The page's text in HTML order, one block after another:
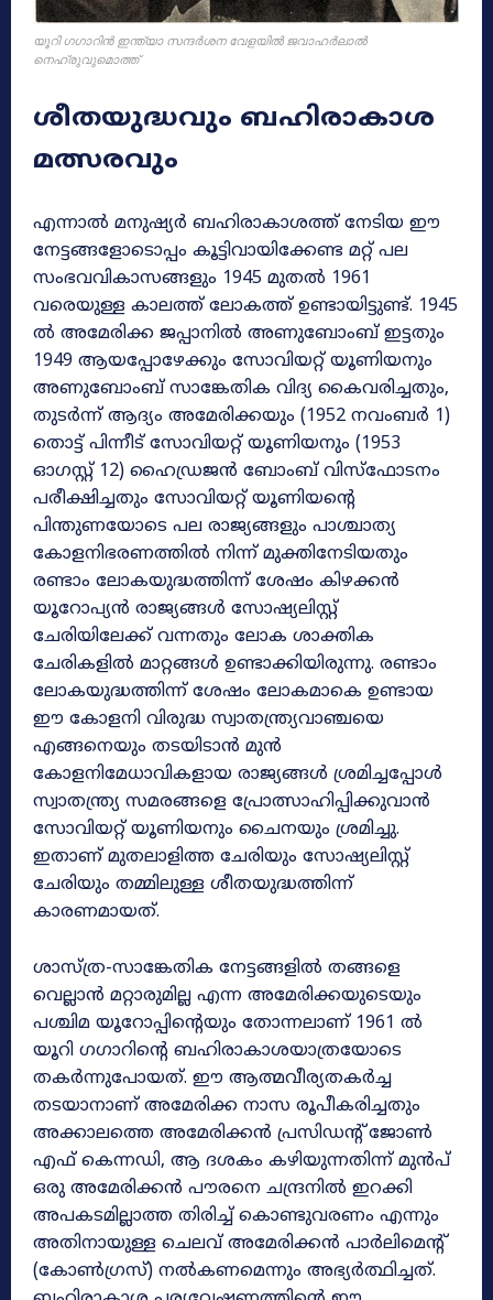
യൂറി ഗഗാറിൻ ഇന്ത്യാ സന്ദർശന വേളയിൽ ജവാഹർലാൽ
നെഹ്രുവുമൊത്ത്
ശീതയുദ്ധവും ബഹിരാകാശ
മത്സരവും
എന്നാൽ മനുഷ്യർ ബഹിരാകാശത്ത് നേടിയ ഈ
നേട്ടങ്ങളോടൊപ്പം കൂട്ടിവായിക്കേണ്ട മറ്റ് പല
സംഭവവികാസങ്ങളും 1945 മുതൽ 1961
വരെയുള്ള കാലത്ത് ലോകത്ത് ഉണ്ടായിട്ടുണ്ട്. 1945
ൽ അമേരിക്ക ജപ്പാനിൽ അണുബോംബ് ഇട്ടതും
1949 ആയപ്പോഴേക്കും സോവിയറ്റ് യൂണിയനും
അണുബോംബ് സാങ്കേതിക വിദ്യ കൈവരിച്ചതും,
തുടർന്ന് ആദ്യം അമേരിക്കയും (1952 നവംബർ 1)
തൊട്ട് പിന്നീട് സോവിയറ്റ് യൂണിയനും (1953
ഓഗസ്റ്റ് 12) ഹൈഡ്രജൻ ബോംബ് വിസ്ഫോടനം
പരീക്ഷിച്ചതും സോവിയറ്റ് യൂണിയന്റെ
പിന്തുണയോടെ പല രാജ്യങ്ങളും പാശ്ചാത്യ
കോളനിഭരണത്തിൽ നിന്ന് മുക്തിനേടിയതും
രണ്ടാം ലോകയുദ്ധത്തിന്ന് ശേഷം കിഴക്കൻ
യൂറോപ്യൻ രാജ്യങ്ങൾ സോഷ്യലിസ്റ്റ്
ചേരിയിലേക്ക് വന്നതും ലോക ശാക്തിക
ചേരികളിൽ മാറ്റങ്ങൾ ഉണ്ടാക്കിയിരുന്നു. രണ്ടാം
ലോകയുദ്ധത്തിന്ന് ശേഷം ലോകമാകെ ഉണ്ടായ
ഈ കോളനി വിരുദ്ധ സ്വാതന്ത്ര്യവാഞ്ചയെ
എങ്ങനെയും തടയിടാൻ മുൻ
കോളനിമേധാവികളായ രാജ്യങ്ങൾ ശ്രമിച്ചപ്പോൾ
സ്വാതന്ത്ര്യ സമരങ്ങളെ പ്രോത്സാഹിപ്പിക്കുവാൻ
സോവിയറ്റ് യൂണിയനും ചൈനയും ശ്രമിച്ചു.
ഇതാണ് മുതലാളിത്ത ചേരിയും സോഷ്യലിസ്റ്റ്
ചേരിയും തമ്മിലുള്ള ശീതയുദ്ധത്തിന്ന്
കാരണമായത്.
ശാസ്ത്ര-സാങ്കേതിക നേട്ടങ്ങളിൽ തങ്ങളെ
വെല്ലാൻ മറ്റാരുമില്ല എന്ന അമേരിക്കയുടെയും
പശ്ചിമ യൂറോപ്പിന്റെയും തോന്നലാണ് 1961 ൽ
യൂറി ഗഗാറിന്റെ ബഹിരാകാശയാത്രയോടെ
തകർന്നുപോയത്. ഈ ആത്മവീര്യതകർച്ച
തടയാനാണ് അമേരിക്ക നാസ രൂപീകരിച്ചതും
അക്കാലത്തെ അമേരിക്കൻ പ്രസിഡന്റ് ജോൺ
എഫ് കെന്നഡി, ആ ദശകം കഴിയുന്നതിന്ന് മുൻപ്
ഒരു അമേരിക്കൻ പൗരനെ ചന്ദ്രനിൽ ഇറക്കി
അപകടമില്ലാത്ത തിരിച്ച് കൊണ്ടുവരണം എന്നും
അതിനായുള്ള ചെലവ് അമേരിക്കൻ പാർലിമെന്റ്
(കോൺഗ്രസ്) നൽകണമെന്നും അഭ്യർത്ഥിച്ചത്.